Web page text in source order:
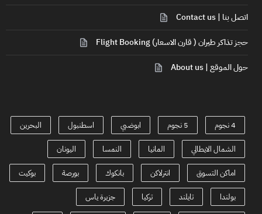
اتصل بنا | Contact us
حجز تذاكر طيران ( قارن الاسعار) Flight Booking
حول الموقع | About us
4 نجوم 5 نجوم ابوضبي اسطنبول البحرين
الشمال الايطالي المانيا النمسا اليونان
اماكن التسوق انترلاكن بانكوك بورصة بوكيت
بولندا تايلند تركيا جزيرة ياس